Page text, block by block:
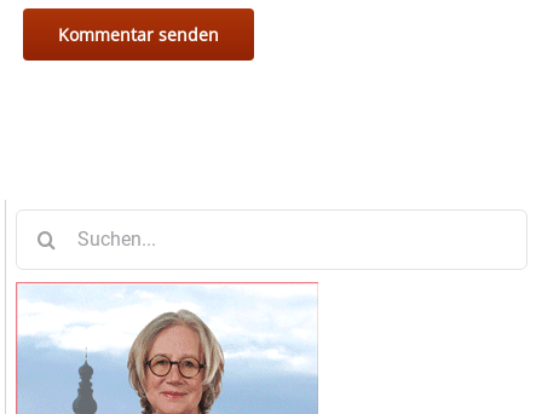
nach: